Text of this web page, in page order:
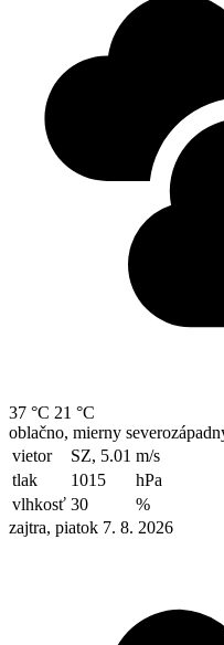
37 °C 21 °C
oblačno, mierny
vietor
SZ, 5.01 m/s
tlak
1015
hPa
vlhkosť 30
%
zajtra, piatok 7. 8. 2026